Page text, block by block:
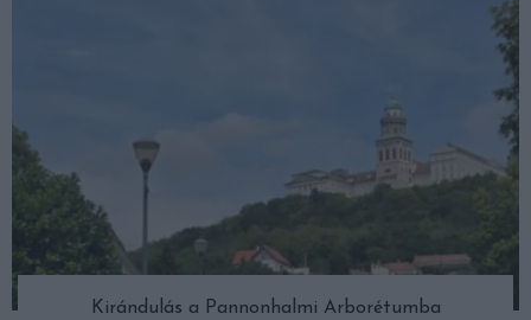
Kirándulás a Pannonhalmi Arborétumba